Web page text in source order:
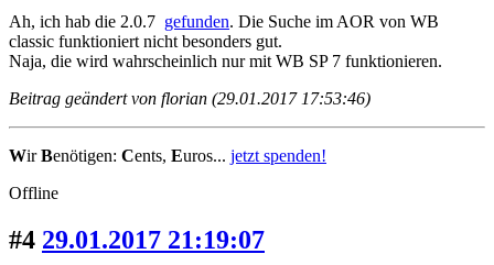
Ah, ich hab die 2.0.7 gefunden. Die Suche im AOR von WB
classic funktioniert nicht besonders gut.
Naja, die wird wahrscheinlich nur mit WB SP 7 funktionieren.
Beitrag geändert von florian (29.01.2017 17:53:46)
WirBenötigen: Cents, Euros... jetzt spenden!
Offline
#4 29.01.2017 21:19:07